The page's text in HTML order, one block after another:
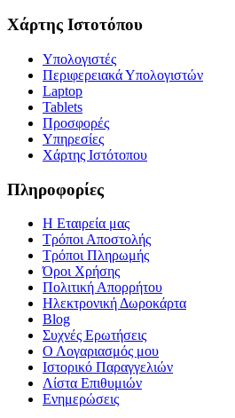
Χάρτης Ιστοτόπου
Υπολογιστές
Περιφερειακά Υπολογιστών
Laptop
Tablets
Προσφορές
Υπηρεσίες
Χάρτης Ιστότοπου
Πληροφορίες
Η Εταιρεία μας
Τρόποι Αποστολής
Τρόποι Πληρωμής
Όροι Χρήσης
Πολιτική Απορρήτου
Ηλεκτρονική Δωροκάρτα
Blog
Συχνές Ερωτήσεις
Ο Λογαριασμός μου
Ιστορικό Παραγγελιών
Λίστα Επιθυμιών
Ενημερώσεις